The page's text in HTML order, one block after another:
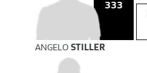
333
ANGELO STILLER